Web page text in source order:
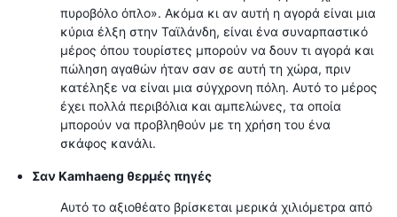
πυροβόλο όπλο». Ακόμα κι αν αυτή η αγορά είναι μια
κύρια έλξη στην Ταϊλάνδη, είναι ένα συναρπαστικό
μέρος όπου τουρίστες μπορούν να δουν τι αγορά και
πώληση αγαθών ήταν σαν σε αυτή τη χώρα, πριν
κατέληξε να είναι μια σύγχρονη πόλη. Αυτό το μέρος
έχει πολλά περιβόλια και αμπελώνες, τα οποία
μπορούν να προβληθούν με τη χρήση του ένα
σκάφος κανάλι.
Σαν Kamhaeng θερμές πηγές
Αυτό το αξιοθέατο βρίσκεται μερικά χιλιόμετρα από